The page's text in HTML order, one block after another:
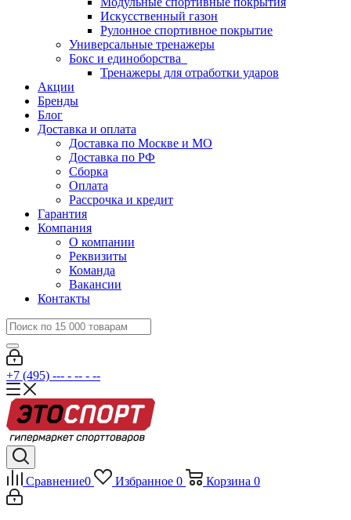
Искусственный газон
Рулонное спортивное покрытие
Универсальные тренажеры
Бокс и единоборства
Тренажеры для отработки ударов
Акции
Бренды
Блог
Доставка и оплата
Доставка по Москве и МО
Доставка по РФ
Сборка
Оплата
Рассрочка и кредит
Гарантия
Компания
О компании
Реквизиты
Команда
Вакансии
Контакты
+7 (495) --- - -- - --
Сравнение0 Избранное 0 Корзина 0